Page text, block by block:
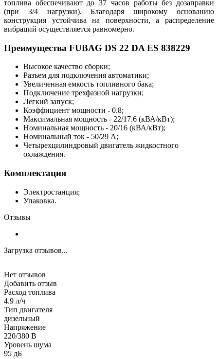
топлива обеспечивают до 37 часов работы без дозаправки
(при 3/4 нагрузки). Благодаря широкому основанию
конструкция устойчива на поверхности, а распределение
вибраций осуществляется равномерно.
Преимущества FUBAG DS 22 DA ES 838229
Высокое качество сборки;
Разъем для подключения автоматики;
Увеличенная емкость топливного бака;
Подключение трехфазной нагрузки;
Легкий запуск;
Коэффициент мощности - 0.8;
Максимальная мощность - 22/17.6 (кВА/кВт);
Номинальная мощность - 20/16 (кВА/кВт);
Номинальный ток - 50/29 А;
Четырехцилиндровый двигатель жидкостного
охлаждения.
Комплектация
Электростанция;
Упаковка.
Отзывы
Загрузка отзывов...
Нет отзывов
Добавить отзыв
Расход топлива
4.9 л/ч
Тип двигателя
дизельный
Напряжение
220/380 В
Уровень шума
95 дБ